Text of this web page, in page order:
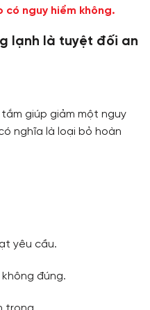
nguy hiểm không.
lạnh là tuyệt đối an
giúp giảm một nguy
nghĩa là loại bỏ hoàn
yêu cầu.
đúng.